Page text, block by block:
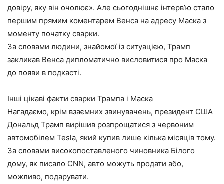
довіру, яку він очолює». Але сьогоднішнє інтерв’ю стало
першим прямим коментарем Венса на адресу Маска з
моменту початку сварки.
За словами людини, знайомої із ситуацією, Трамп
закликав Венса дипломатично висловитися про Маска
до появи в подкасті.
Інші цікаві факти сварки Трампа і Маска
Нагадаємо, крім взаємних звинувачень, президент США
Дональд Трамп вирішив розпрощатися з червоним
автомобілем Tesla, який купив лише кілька місяців тому.
За словами високопоставленого чиновника Білого
дому, як писало CNN, авто можуть продати або,
можливо, подарувати.